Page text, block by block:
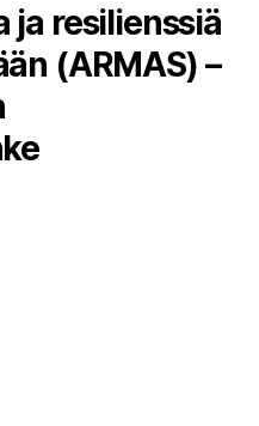
ja resilienssiä
(ARMAS) –